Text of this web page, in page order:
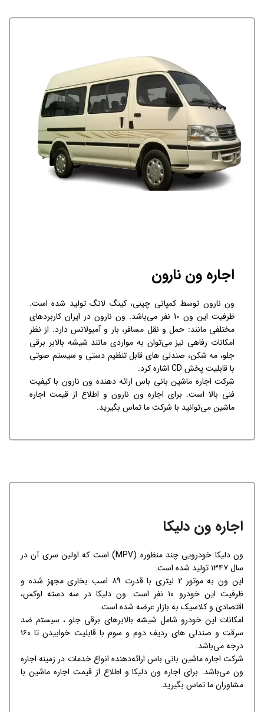
اجاره ون نارون
ون نارون توسط کمپانی چینی، کینگ لانگ تولید شده است.
ظرفیت این ون 10 نفر می‌باشد. ون نارون در ایران کاربردهای
مختلفی مانند: حمل و نقل مسافر، بار و آمبولانس دارد. از نظر
امکانات رفاهی نیز می‌توان به مواردی مانند شیشه بالابر برقی
جلو، مه شکن، صندلی های قابل تنظیم دستی و سیستم صوتی
با قابلیت پخش CD اشاره کرد.
شرکت اجاره ماشین بانی باس ارائه دهنده ون نارون با کیفیت
فنی بالا است. برای اجاره ون نارون و اطلاع از قیمت‌ اجاره
ماشین می‌توانید با شرکت ما تماس بگیرید.
اجاره ون دلیکا
ون دلیکا خودرویی چند منظوره (MPV)است که اولین سری آن در
سال ۱۳۴۷ تولید شده است.
این ون به موتور ۲ لیتری با قدرت ۸۹ اسب بخاری مجهز شده و
ظرفیت این خودرو ۱۰ نفر است. ون دلیکا در سه دسته لوکس،
اقتصادی و کلاسیک به بازار عرضه شده است.
امکانات این خودرو شامل شیشه بالابرهای برقی جلو ، سیستم ضد
سرقت و صندلی های ردیف دوم و سوم با قابلیت خوابیدن تا ۱۶۰
درجه می‌باشد.
شرکت اجاره ماشین بانی باس ارائه‌دهنده انواع خدمات در زمینه اجاره
ون می‌باشد. برای اجاره ون دلیکا و اطلاع از قیمت اجاره ماشین با
مشاوران ما تماس بگیرید.